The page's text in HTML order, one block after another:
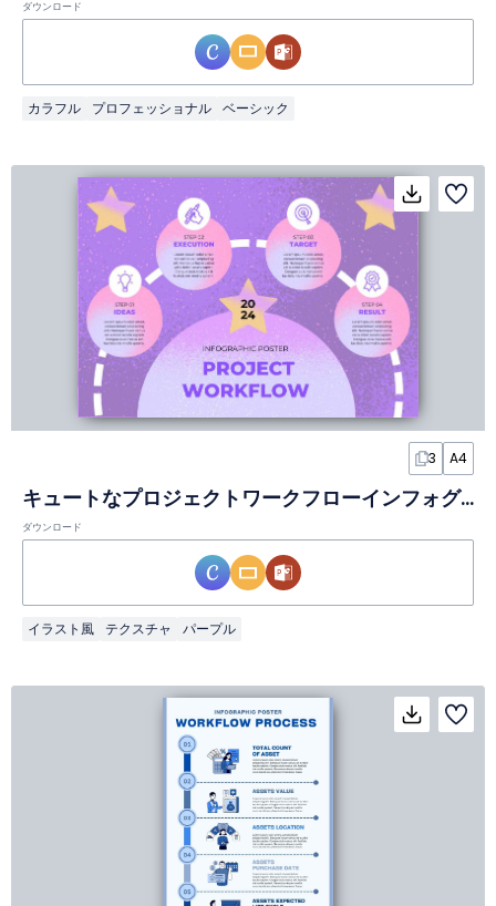
ダウンロード
カラフル プロフェッショナル ベーシック
3 A4
キュートなプロジェクトワークフローインフォグラフィックスライド
ダウンロード
イラスト風 テクスチャ パープル